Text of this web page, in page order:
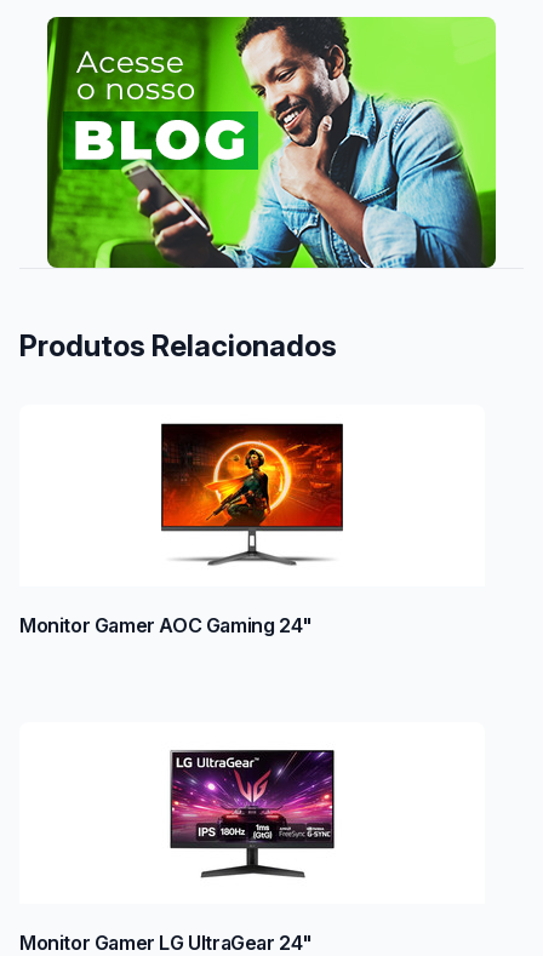
Produtos Relacionados
Monitor Gamer AOC Gaming 24"
Monitor Gamer LG UltraGear 24"